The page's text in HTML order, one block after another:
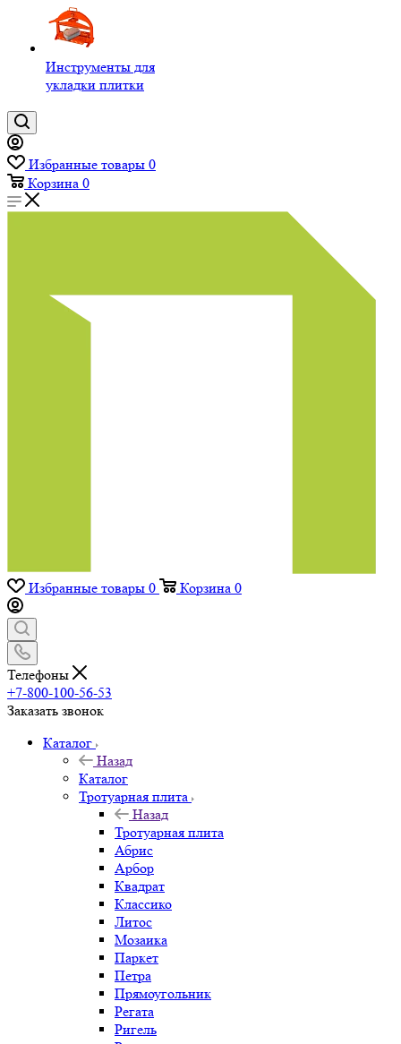
Инструменты для
укладки плитки
Избранные товары 0
Корзина 0
Избранные товары 0 Корзина 0
Телефоны
+7-800-100-56-53
Заказать звонок
Каталог
Назад
Каталог
Тротуарная плита
Назад
Тротуарная плита
Абрис
Арбор
Квадрат
Классико
Литос
Мозаика
Паркет
Петра
Прямоугольник
Регата
Ригель